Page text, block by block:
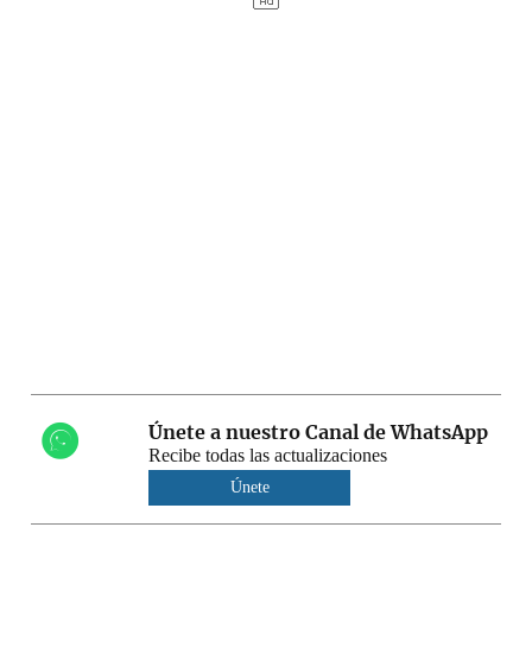
Únete a nuestro Canal de WhatsApp
Recibe todas las actualizaciones
Únete